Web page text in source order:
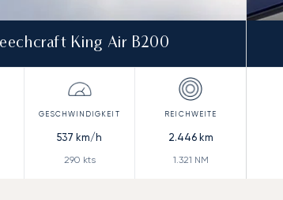
King Air B200
537 km/h
290 kts
2.446km
1.321 NM